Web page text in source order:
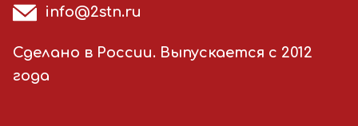
info@2stn.ru
Сделано в России. Выпускается с 2012
года